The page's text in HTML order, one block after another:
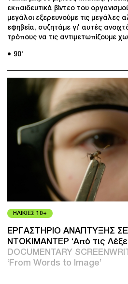
εκπαιδευτικά βίντεο του
μεγάλοι εξερευνούμε τις μεγάλες
εφηβεία, συζητάμε γι' αυτές
τρόπους να τις αντιμετωπίζουμε
● 90'
ΗΛΙΚΙΕΣ 10+
ΕΡΓΑΣΤΗΡΙΟ ΑΝΑΠΤΥΞΗΣ
ΝΤΟΚΙΜΑΝΤΕΡ ‘Aπό τις
DOCUMENTARY
‘From Words to Image’